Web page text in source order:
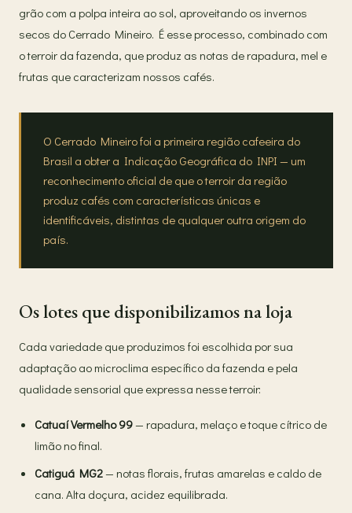
grão com a polpa inteira ao sol, aproveitando os invernos
secos do Cerrado Mineiro. É esse processo, combinado com
o terroir da fazenda, que produz as notas de rapadura, mel e
frutas que caracterizam nossos cafés.
O Cerrado Mineiro foi a primeira região cafeeira do
Brasil a obter a Indicação Geográfica do INPI — um
reconhecimento oficial de que o terroir da região
produz cafés com características únicas e
identificáveis, distintas de qualquer outra origem do
país.
Os lotes que disponibilizamos na loja
Cada variedade que produzimos foi escolhida por sua
adaptação ao microclima específico da fazenda e pela
qualidade sensorial que expressa nesse terroir:
Catuaí Vermelho 99— rapadura, melaço e toque cítrico de
limão no final.
Catiguá MG2— notas florais, frutas amarelas e caldo de
cana. Alta doçura, acidez equilibrada.